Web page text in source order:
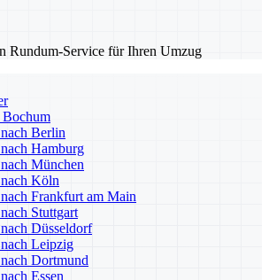
Rundum-Service für Ihren Umzug
Bochum
Berlin
Hamburg
München
Köln
Frankfurt am Main
Stuttgart
Düsseldorf
Leipzig
Dortmund
Essen